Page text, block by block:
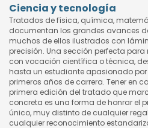
Ciencia y tecnología
Tratados de física, química,
documentan los grandes avances
muchos de ellos ilustrados con
precisión. Una sección perfecta
con vocación científica o técnica,
hasta un estudiante apasionado
primeros años de carrera. Tener en
primera edición del tratado que
concreta es una forma de honrar el
único, muy distinto de cualquier
cualquier reconocimiento